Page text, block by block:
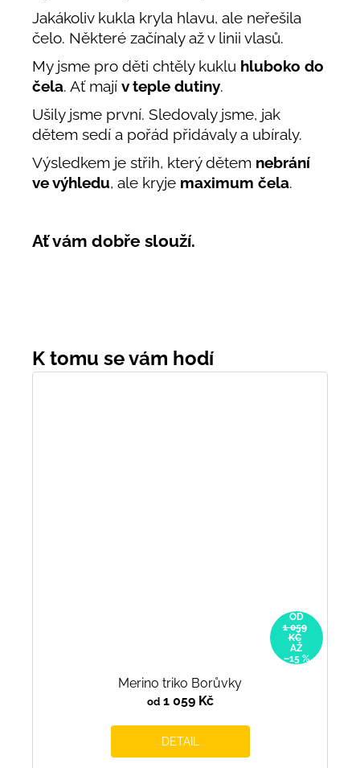
Jakákoliv kukla kryla hlavu, ale neřešila
čelo. Některé začínaly až v linii vlasů.
My jsme pro děti chtěly kuklu hluboko do
čela. Ať mají v teple dutiny.
Ušily jsme první. Sledovaly jsme, jak
dětem sedí a pořád přidávaly a ubíraly.
Výsledkem je střih, který dětem nebrání
ve výhledu, ale kryje maximum čela.
Ať vám dobře slouží.
OD
1 059
KČ
AŽ
–15 %
Merino triko Borůvky
od1 059 Kč
DETAIL